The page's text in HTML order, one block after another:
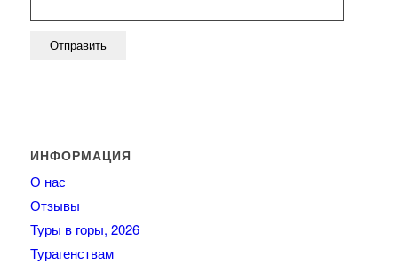
ИНФОРМАЦИЯ
О нас
Отзывы
Туры в горы, 2026
Турагенствам